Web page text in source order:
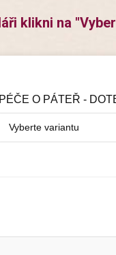
klikni na
PÉČE O PÁTEŘ -
Vyberte variantu